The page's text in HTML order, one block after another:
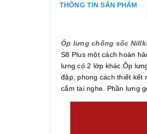
THÔNG TIN SẢN PHẨM
Ốp lưng chống sốc
S8 Plus một cách hoàn
lưng có 2 lớp khác.Ốp
đập, phong cách thiết kết
cắm tai nghe. Phần lưng